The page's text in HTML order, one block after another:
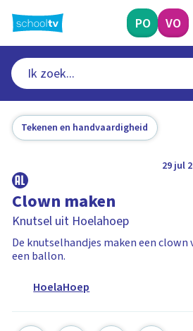
naar
hoofdinhoud
PO VO
Tekenen en handvaardigheid
29 jul
Clown maken
Knutsel uit Hoelahoep
De knutselhandjes maken een clown
een ballon.
HoelaHoep